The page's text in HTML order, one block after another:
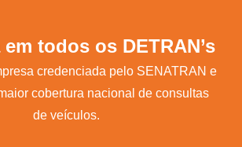
todos os DETRAN’s
credenciada pelo SENATRAN e
cobertura nacional de consultas
de veículos.